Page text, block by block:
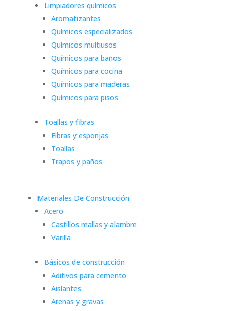
Limpiadores químicos
Aromatizantes
Químicos especializados
Químicos multiusos
Químicos para baños
Químicos para cocina
Químicos para maderas
Químicos para pisos
Toallas y fibras
Fibras y esponjas
Toallas
Trapos y paños
Materiales De Construcción
Acero
Castillos mallas y alambre
Varilla
Básicos de construcción
Aditivos para cemento
Aislantes
Arenas y gravas